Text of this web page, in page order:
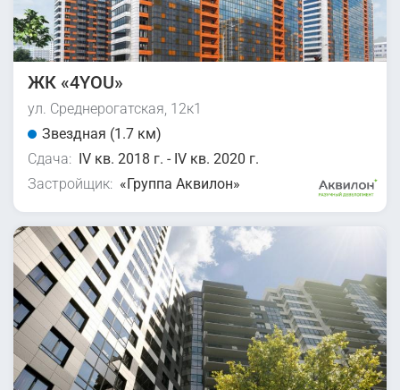
ЖК «4YOU»
ул. Среднерогатская, 12к1
Звездная (1.7 км)
Сдача: IV кв. 2018 г. - IV кв. 2020 г.
Застройщик: «Группа Аквилон»